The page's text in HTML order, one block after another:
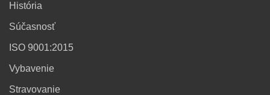
História
Súčasnosť
ISO 9001:2015
Vybavenie
Stravovanie